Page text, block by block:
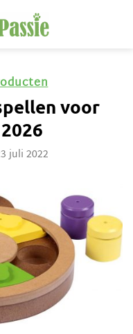
voor
juli 2022